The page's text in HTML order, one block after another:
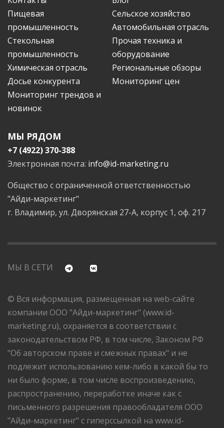
Пищевая
промышленность
Сельское хозяйство
Автомобильная отрасль
Стекольная
промышленность
Прочая техника и
оборудование
Химическая отрасль
Региональные обзоры
Досье конкурента
Мониторинг цен
Мониторинг трендов и
новинок
МЫ РЯДОМ
+7 (4922) 370-388
Электронная почта: info@id-marketing.ru
Общество с ограниченной ответственностью
"Айди-маркетинг"
г. Владимир, ул. Дворянская 27-А, корпус 1, оф. 217
МЫ В СЕТИ
© Вся информация, размещенная на web-сайте
компании ООО "Айди-маркетинг" (www.id-
marketing.ru), охраняется в соответствии с
законодательством РФ, в том числе, Законом РФ
"Об авторском праве и смежных правах" и не
подлежит использованию кем-либо в какой бы то
ни было форме, в том числе воспроизведению,
распространению, переработке иначе как с
письменного разрешения правообладателя ООО
"Айди-маркетинг" с гиперссылкой на www.id-